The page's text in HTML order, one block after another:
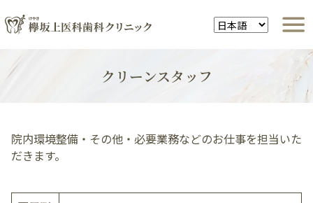
クリーンスタッフ
院内環境整備・その他・必要業務などのお仕事を担当いた
だきます。